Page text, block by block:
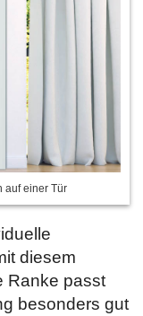
auf einer Tür
diesem
Ranke passt
besonders gut